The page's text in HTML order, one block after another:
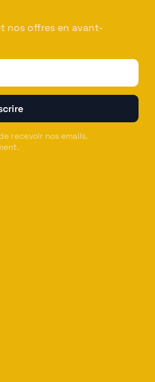
nos offres en avant-
recevoir nos emails.